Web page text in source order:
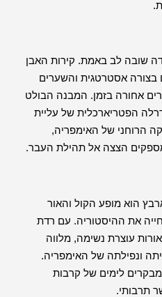
שובה לב באמת. קירות האבן
בצורה אסטרטגית והשערים
אחורה בזמן. המבנה הבולט
הפטריארכלית של עליית
הרוחני של האימפריה,
הצצה אל תהילת העבר.
הוא מופע הקול והאור
את ההיסטוריה. עם רדת
עוצרת נשימה, מלווה
ונפילתה של האימפריה.
לימים של קרבות
תרבותי.